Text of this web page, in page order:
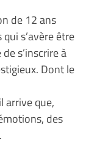
de 12 ans
s’avère être
s’inscrire à
Dont le
arrive que,
des